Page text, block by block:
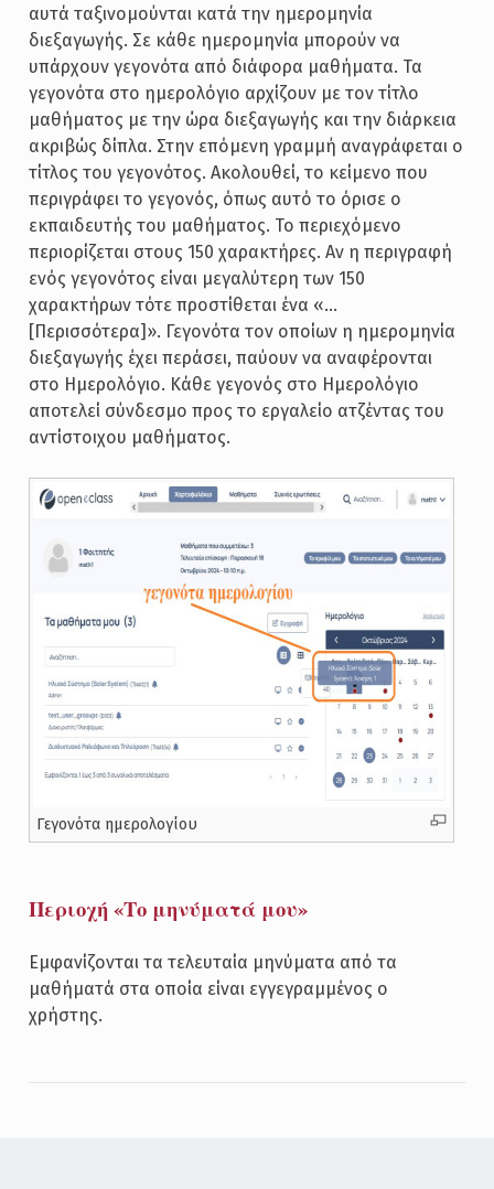
αυτά ταξινομούνται κατά την ημερομηνία
διεξαγωγής. Σε κάθε ημερομηνία μπορούν να
υπάρχουν γεγονότα από διάφορα μαθήματα. Τα
γεγονότα στο ημερολόγιο αρχίζουν με τον τίτλο
μαθήματος με την ώρα διεξαγωγής και την διάρκεια
ακριβώς δίπλα. Στην επόμενη γραμμή αναγράφεται ο
τίτλος του γεγονότος. Ακολουθεί, το κείμενο που
περιγράφει το γεγονός, όπως αυτό το όρισε ο
εκπαιδευτής του μαθήματος. Το περιεχόμενο
περιορίζεται στους 150 χαρακτήρες. Αν η περιγραφή
ενός γεγονότος είναι μεγαλύτερη των 150
χαρακτήρων τότε προστίθεται ένα «…
[Περισσότερα]». Γεγονότα τον οποίων η ημερομηνία
διεξαγωγής έχει περάσει, παύουν να αναφέρονται
στο Ημερολόγιο. Κάθε γεγονός στο Ημερολόγιο
αποτελεί σύνδεσμο προς το εργαλείο ατζέντας του
αντίστοιχου μαθήματος.
Γεγονότα ημερολογίου
Περιοχή «Το μηνύματά μου»
Εμφανίζονται τα τελευταία μηνύματα από τα
μαθήματά στα οποία είναι εγγεγραμμένος ο
χρήστης.